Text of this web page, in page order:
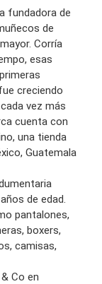
fundadora de
de
Corría
esas
creciendo
vez más
cuenta con
una tienda
Guatemala
de edad.
pantalones,
boxers,
camisas,
Co en